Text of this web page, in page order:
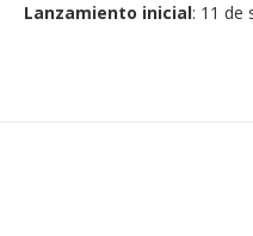
Lanzamiento inicial: 11 de